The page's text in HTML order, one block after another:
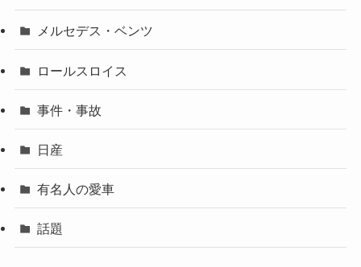
メルセデス・ベンツ
ロールスロイス
事件・事故
日産
有名人の愛車
話題